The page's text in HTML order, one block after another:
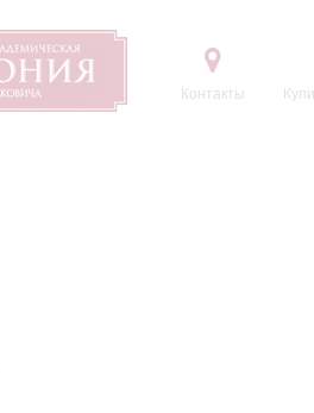
Контакты